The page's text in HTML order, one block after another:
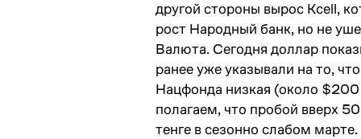
другой стороны вырос Kcell,
рост Народный банк, но не
Валюта. Сегодня доллар
ранее уже указывали на то,
Нацфонда низкая (около
полагаем, что пробой вверх
тенге в сезонно слабом